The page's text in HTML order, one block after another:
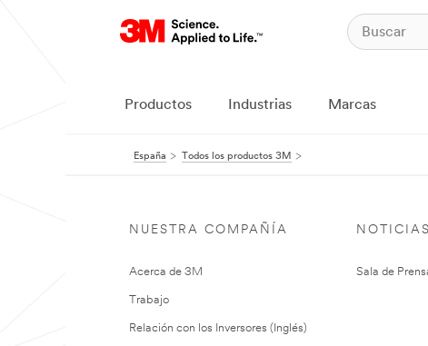
Productos Industrias Marcas
España Todos los productos 3M
NUESTRA COMPAÑÍA
Acerca de 3M
Trabajo
Relación con los Inversores (Inglés)
NOTICIAS
Sala de